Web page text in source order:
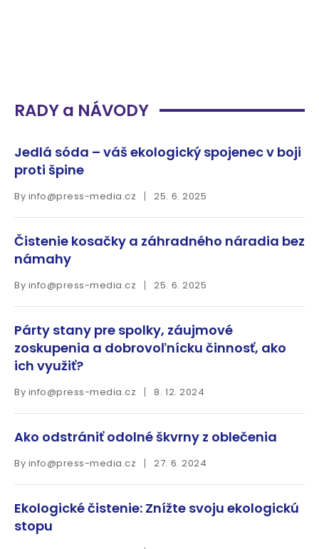
RADY a NÁVODY
Jedlá sóda – váš ekologický spojenec v boji
proti špine
By info@press-media.cz 25. 6. 2025
Čistenie kosačky a záhradného náradia bez
námahy
By info@press-media.cz 25. 6. 2025
Párty stany pre spolky, záujmové
zoskupenia a dobrovoľnícku činnosť, ako
ich využiť?
By info@press-media.cz 8. 12. 2024
Ako odstrániť odolné škvrny z oblečenia
By info@press-media.cz 27. 6. 2024
Ekologické čistenie: Znížte svoju ekologickú
stopu